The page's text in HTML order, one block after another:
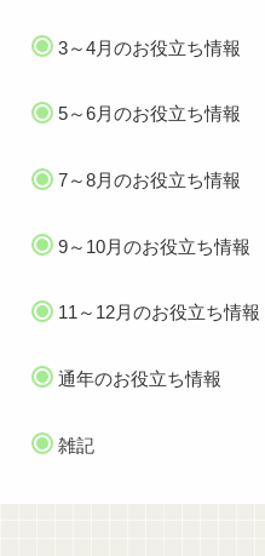
3～4月のお役立ち情報
5～6月のお役立ち情報
7～8月のお役立ち情報
9～10月のお役立ち情報
11～12月のお役立ち情報
通年のお役立ち情報
雑記